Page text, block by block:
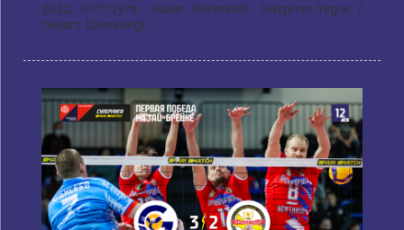
2022. m??czy?ni. Super Parimatch. Gazprom-Yugra /
Olejarz (Orenburg)